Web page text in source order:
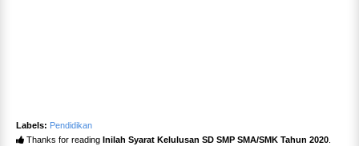
Labels: Pendidikan
Thanks for reading Inilah Syarat Kelulusan SD SMP SMA/SMK Tahun 2020